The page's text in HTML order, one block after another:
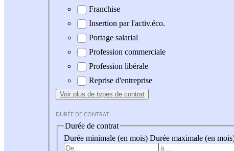
Franchise
Insertion par l'activ.éco.
Portage salarial
Profession commerciale
Profession libérale
Reprise d'entreprise
Voir plus de types de contrat
DURÉE DE CONTRAT
Durée de contrat
Durée minimale (en mois) Durée maximale (en